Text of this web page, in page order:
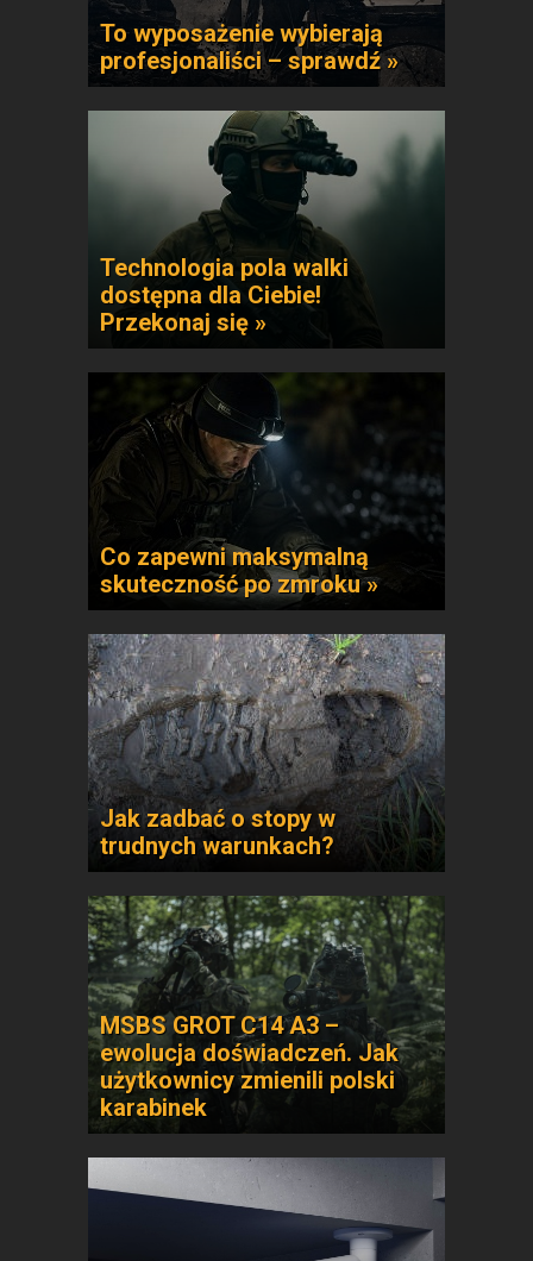
To wyposażenie wybierają
profesjonaliści – sprawdź »
Technologia pola walki
dostępna dla Ciebie!
Przekonaj się »
Co zapewni maksymalną
skuteczność po zmroku »
Jak zadbać o stopy w
trudnych warunkach?
MSBS GROT C14 A3 –
ewolucja doświadczeń. Jak
użytkownicy zmienili polski
karabinek